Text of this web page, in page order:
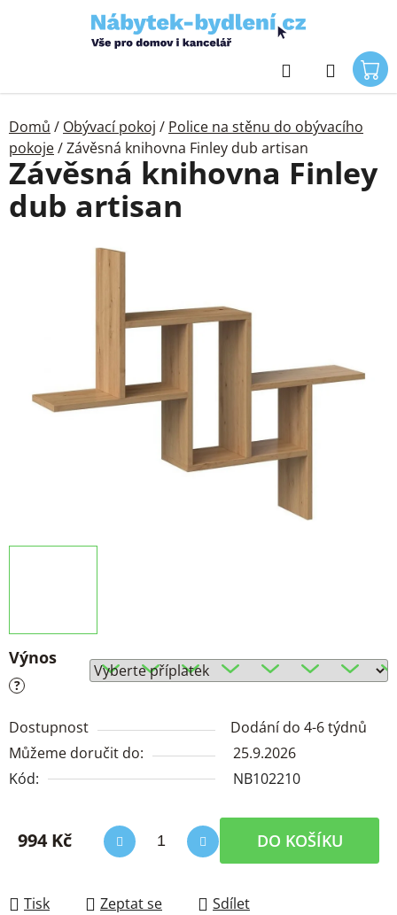
Hledat
Domů / Obývací pokoj / Police na stěnu do obývacího
pokoje/Závěsná knihovna Finley dub artisan
Výnos
?
Dostupnost
Dodání do 4-6 týdnů
Můžeme doručit do:
25.9.2026
Kód:
NB102210
994 Kč DO KOŠÍKU
Tisk Zeptat se Sdílet
Závěsná knihovna Finley
dub artisan